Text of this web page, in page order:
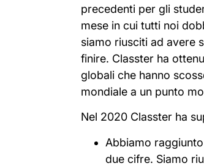
precedenti per gli
mese in cui tutti noi
siamo riusciti ad avere
finire. Classter ha
globali che hanno
mondiale a un punto
Nel 2020 Classter ha
Abbiamo
due cifre. Siamo